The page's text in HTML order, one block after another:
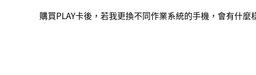
購買PLAY卡後，若我更換不同作業系統的手機，會有什麼